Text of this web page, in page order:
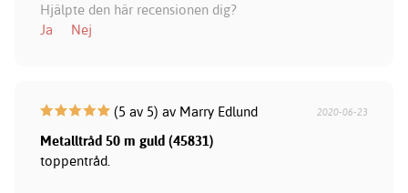
Hjälpte den här recensionen dig?
Ja
Nej
(5 av 5) av Marry Edlund 2020-06-23
Metalltråd 50 m guld (45831)
toppentråd.